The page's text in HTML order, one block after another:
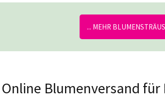
... MEHR
Blumenversand für